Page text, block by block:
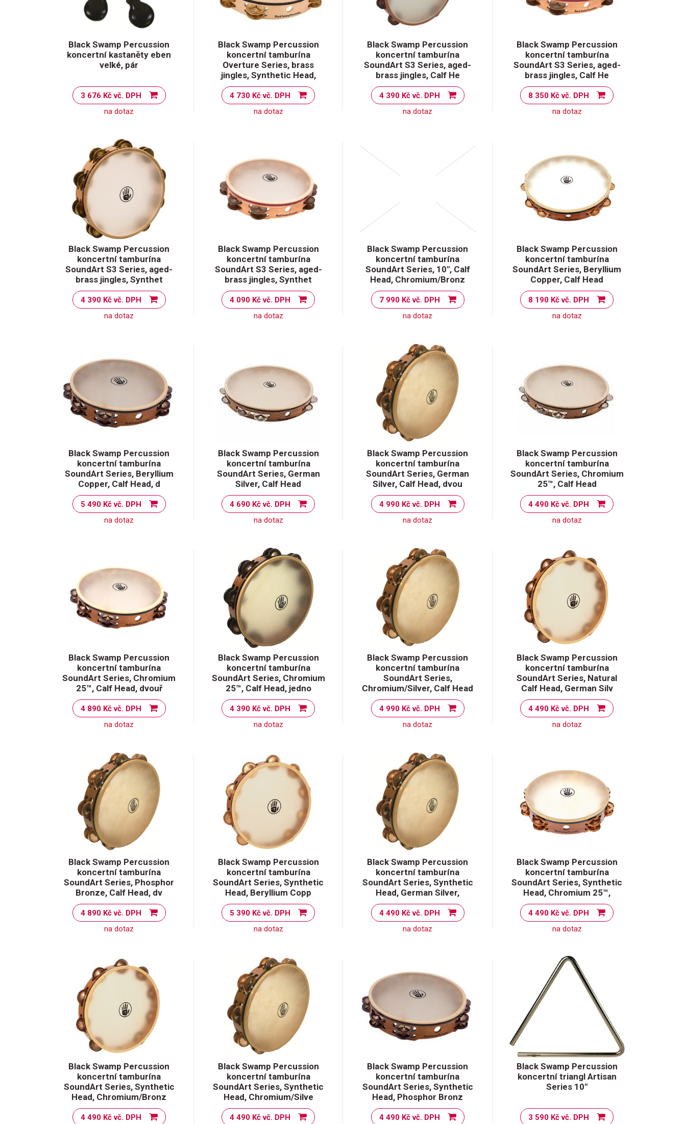
Black Swamp Percussion
koncertní kastaněty eben
velké, pár
3 676 Kč vč. DPH
na dotaz
Black Swamp Percussion
koncertní tamburína
Overture Series, brass
jingles, Synthetic Head,
4 730 Kč vč. DPH
na dotaz
Black Swamp Percussion
koncertní tamburína
SoundArt S3 Series, aged-
brass jingles, Calf He
4 390 Kč vč. DPH
na dotaz
Black Swamp Percussion
koncertní tamburína
SoundArt S3 Series, aged-
brass jingles, Calf He
8 350 Kč vč. DPH
na dotaz
Black Swamp Percussion
koncertní tamburína
SoundArt S3 Series, aged-
brass jingles, Synthet
4 390 Kč vč. DPH
na dotaz
Black Swamp Percussion
koncertní tamburína
SoundArt S3 Series, aged-
brass jingles, Synthet
4 090 Kč vč. DPH
na dotaz
Black Swamp Percussion
koncertní tamburína
SoundArt Series, 10", Calf
Head, Chromium/Bronz
7 990 Kč vč. DPH
na dotaz
Black Swamp Percussion
koncertní tamburína
SoundArt Series, Beryllium
Copper, Calf Head
8 190 Kč vč. DPH
na dotaz
Black Swamp Percussion
koncertní tamburína
SoundArt Series, Beryllium
Copper, Calf Head, d
5 490 Kč vč. DPH
na dotaz
Black Swamp Percussion
koncertní tamburína
SoundArt Series, German
Silver, Calf Head
4 690 Kč vč. DPH
na dotaz
Black Swamp Percussion
koncertní tamburína
SoundArt Series, German
Silver, Calf Head, dvou
4 990 Kč vč. DPH
na dotaz
Black Swamp Percussion
koncertní tamburína
SoundArt Series, Chromium
25™, Calf Head
4 490 Kč vč. DPH
na dotaz
Black Swamp Percussion
koncertní tamburína
SoundArt Series, Chromium
25™, Calf Head, dvouř
4 890 Kč vč. DPH
na dotaz
Black Swamp Percussion
koncertní tamburína
SoundArt Series, Chromium
25™, Calf Head, jedno
4 390 Kč vč. DPH
na dotaz
Black Swamp Percussion
koncertní tamburína
SoundArt Series,
Chromium/Silver, Calf Head
4 990 Kč vč. DPH
na dotaz
Black Swamp Percussion
koncertní tamburína
SoundArt Series, Natural
Calf Head, German Silv
4 490 Kč vč. DPH
na dotaz
Black Swamp Percussion
koncertní tamburína
SoundArt Series, Phosphor
Bronze, Calf Head, dv
4 890 Kč vč. DPH
na dotaz
Black Swamp Percussion
koncertní tamburína
SoundArt Series, Synthetic
Head, Beryllium Copp
5 390 Kč vč. DPH
na dotaz
Black Swamp Percussion
koncertní tamburína
SoundArt Series, Synthetic
Head, German Silver,
4 490 Kč vč. DPH
na dotaz
Black Swamp Percussion
koncertní tamburína
SoundArt Series, Synthetic
Head, Chromium 25™,
4 490 Kč vč. DPH
na dotaz
Black Swamp Percussion
koncertní tamburína
SoundArt Series, Synthetic
Head, Chromium/Bronz
4 490 Kč vč. DPH
Black Swamp Percussion
koncertní tamburína
SoundArt Series, Synthetic
Head, Chromium/Silve
4 490 Kč vč. DPH
Black Swamp Percussion
koncertní tamburína
SoundArt Series, Synthetic
Head, Phosphor Bronz
4 490 Kč vč. DPH
Black Swamp Percussion
koncertní triangl Artisan
Series 10"
3 590 Kč vč. DPH